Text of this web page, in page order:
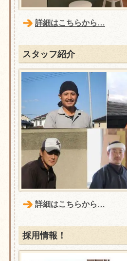
詳細はこちらから…
スタッフ紹介
詳細はこちらから…
採用情報！